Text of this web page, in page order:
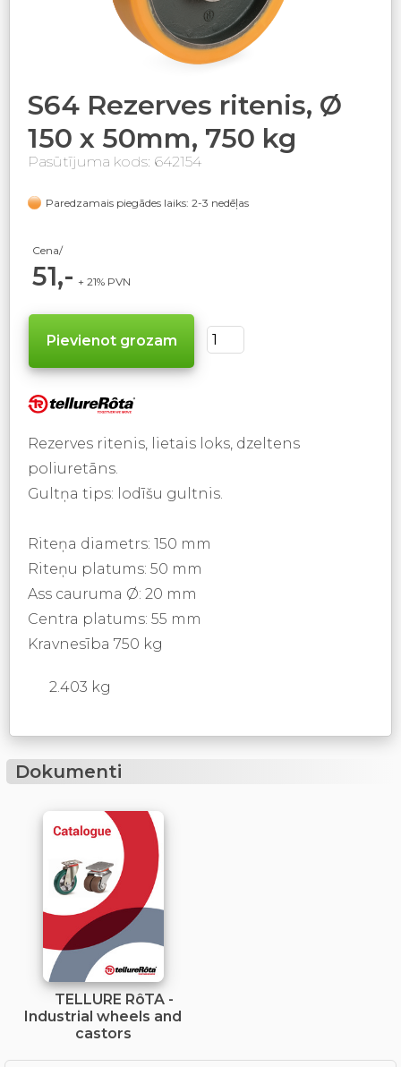
S64 Rezerves ritenis, Ø
150 x 50mm, 750 kg
Pasūtījuma kods: 642154
Paredzamais piegādes laiks: 2-3 nedēļas
Cena/
51,- + 21% PVN
Rezerves ritenis, lietais loks, dzeltens
poliuretāns.
Gultņa tips: lodīšu gultnis.
Riteņa diametrs: 150 mm
Riteņu platums: 50 mm
Ass cauruma Ø: 20 mm
Centra platums: 55 mm
Kravnesība 750 kg
2.403 kg
Dokumenti
TELLURE RôTA -
Industrial wheels and
castors